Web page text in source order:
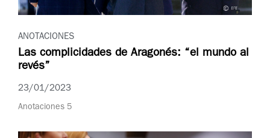
ANOTACIONES
Las complicidades de Aragonés: “el mundo al
revés”
23/01/2023
Anotaciones 5